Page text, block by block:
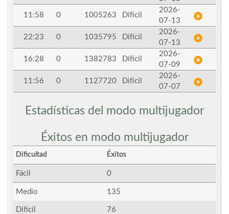
11:58 0 1005263 Difícil
2026-
07-13
22:23 0 1035795 Difícil
2026-
07-13
16:28 0 1382783 Difícil
2026-
07-09
11:56 0 1127720 Difícil
2026-
07-07
Estadísticas del modo multijugador
Éxitos en modo multijugador
Dificultad Éxitos
Fácil 0
Medio 135
Difícil 76